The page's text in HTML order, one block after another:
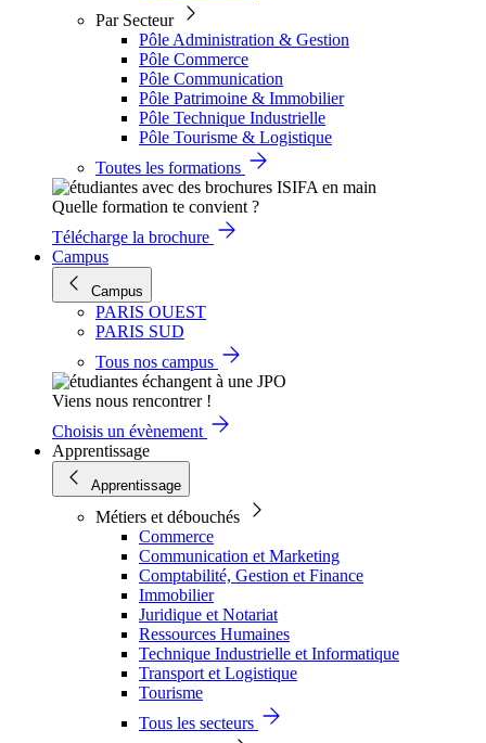
Par Secteur
Pôle Administration & Gestion
Pôle Commerce
Pôle Communication
Pôle Patrimoine & Immobilier
Pôle Technique Industrielle
Pôle Tourisme & Logistique
Toutes les formations
Quelle formation te convient ?
Télécharge la brochure
Campus
Campus
PARIS OUEST
PARIS SUD
Tous nos campus
Viens nous rencontrer !
Choisis un évènement
Apprentissage
Apprentissage
Métiers et débouchés
Commerce
Communication et Marketing
Comptabilité, Gestion et Finance
Immobilier
Juridique et Notariat
Ressources Humaines
Technique Industrielle et Informatique
Transport et Logistique
Tourisme
Tous les secteurs